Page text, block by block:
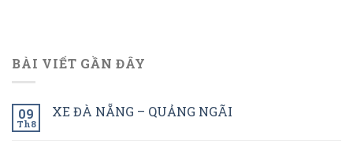
BÀI VIẾT GẦN ĐÂY
09
Th8
XE ĐÀ NẴNG – QUẢNG NGÃI